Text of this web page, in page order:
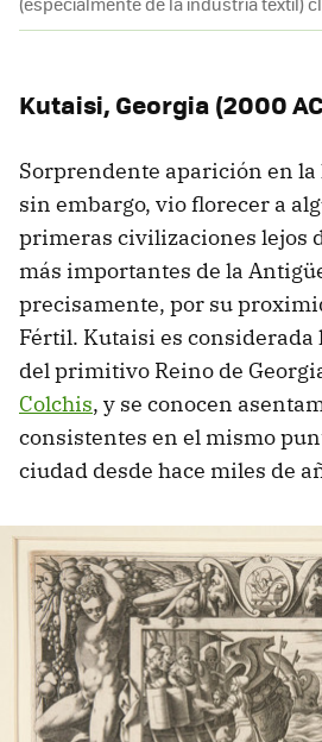
Kutaisi, Georgia (2000
Sorprendente aparición en la
sin embargo, vio florecer a
primeras civilizaciones lejos
más importantes de la
precisamente, por su
Fértil. Kutaisi es
del primitivo Reino de
Colchis, y se conocen
consistentes en el mismo
ciudad desde hace miles de